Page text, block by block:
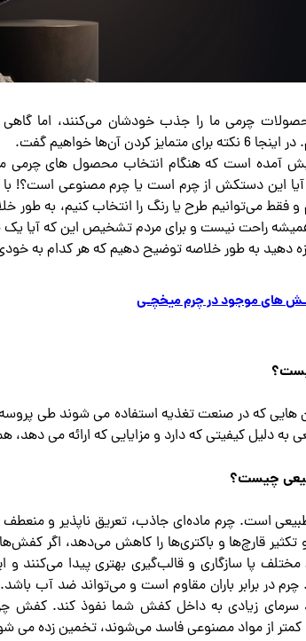
چرمی ما را جذب خودشان می‌کنند، اما گاهی
کردن آن‌ها خواهیم گفت.
پیش آمده است که هنگام انتخاب محصول های
این دستکش از چرم است یا چرم مصنوعی است؟! با
می‌توانیم طرح یا رنگ را انتخاب کنیم، به
راحت نیست و برای مردم تشخیص این که آیا
دهید به طور خلاصه توضیح دهیم که هر کدام به
های موجود در چرم میخچـی
هایی که در صنعت تغذیه استفاده می شوند طی
به دلیل کیفیتی که دارد و مزایایی که ارائه می دهد،
چیست؟
است. چرم ماده‌ای جاذب، تعریق ناپذیر و
تکثیر قارچ‌ها و باکتری‌ها را کاهش می‌دهد، اگر
پا سازگاری و قالب‌گیری بهتری پیدا می‌کنند
در برابر باران مقاوم است و می‌تواند ضد آب
سرمای زیادی به داخل کفش شما نفوذ کند.
از مواد مصنوعی فاسد می‌شوند، تخمین زده می شود که حداقل 4 سال